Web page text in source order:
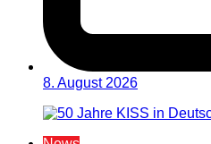
8. August 2026